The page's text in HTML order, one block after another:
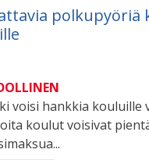
polkupyöriä
voisi hankkia kouluille
koulut voisivat